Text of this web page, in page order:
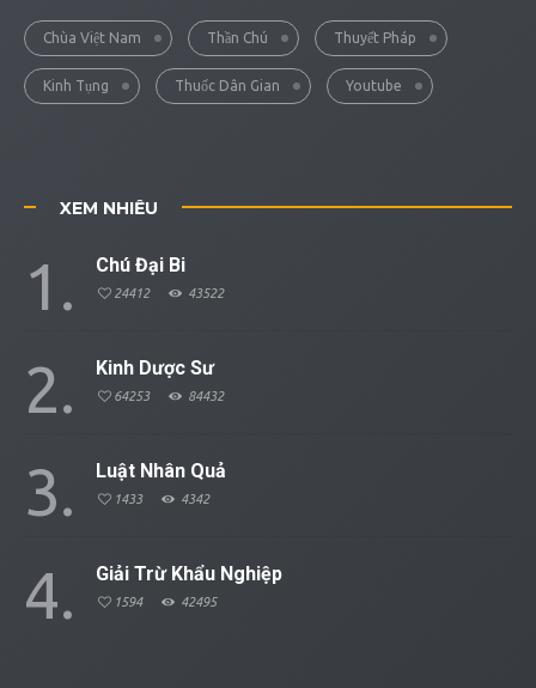
Chùa Việt Nam Thần Chú Thuyết Pháp
Kinh Tụng Thuốc Dân Gian Youtube
XEM NHIỀU
1 Chú Đại Bi
24412 43522
2 Kinh Dược Sư
64253 84432
3 Luật Nhân Quả
1433 4342
4 Giải Trừ Khẩu Nghiệp
1594 42495